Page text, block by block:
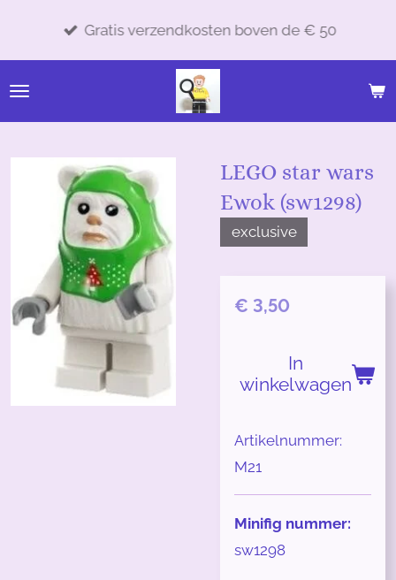
de
hoofdinhoud
Gratis verzendkosten boven de € 50
LEGO star wars
Ewok (sw1298)
exclusive
€ 3,50
In
winkelwagen
Artikelnummer:
M21
Minifig nummer:
sw1298